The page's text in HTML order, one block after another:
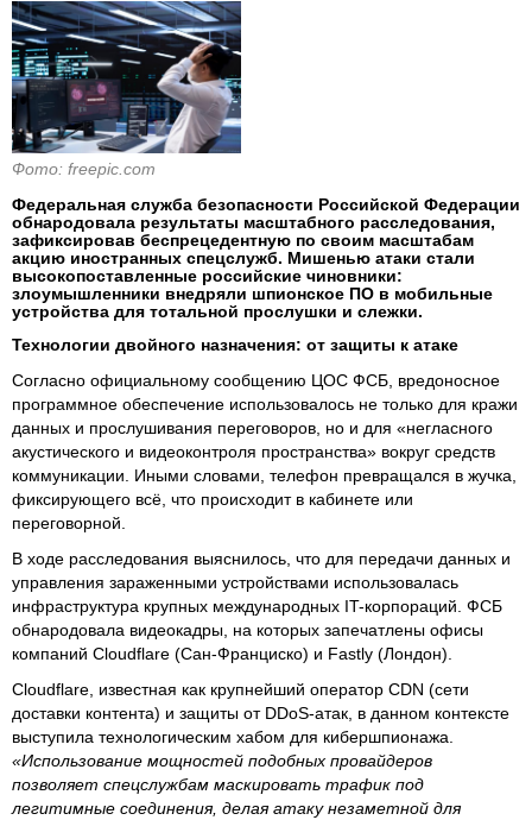
Фото: freepic.com
Федеральная служба безопасности Российской Федерации
обнародовала результаты масштабного расследования,
зафиксировав беспрецедентную по своим масштабам
акцию иностранных спецслужб. Мишенью атаки стали
высокопоставленные российские чиновники:
злоумышленники внедряли шпионское ПО в мобильные
устройства для тотальной прослушки и слежки.
Технологии двойного назначения: от защиты к атаке
Согласно официальному сообщению ЦОС ФСБ, вредоносное
программное обеспечение использовалось не только для кражи
данных и прослушивания переговоров, но и для «негласного
акустического и видеоконтроля пространства» вокруг средств
коммуникации. Иными словами, телефон превращался в жучка,
фиксирующего всё, что происходит в кабинете или
переговорной.
В ходе расследования выяснилось, что для передачи данных и
управления зараженными устройствами использовалась
инфраструктура крупных международных IT-корпораций. ФСБ
обнародовала видеокадры, на которых запечатлены офисы
компаний Cloudflare (Сан-Франциско) и Fastly (Лондон).
Cloudflare, известная как крупнейший оператор CDN (сети
доставки контента) и защиты от DDoS-атак, в данном контексте
выступила технологическим хабом для кибершпионажа.
«Использование мощностей подобных провайдеров
позволяет спецслужбам маскировать трафик под
легитимные соединения, делая атаку незаметной для